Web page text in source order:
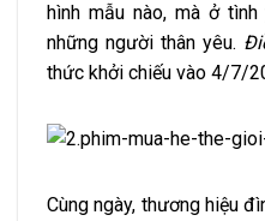
hình mẫu nào, mà ở
những người thân yêu.
thức khởi chiếu vào 4/7/
Cùng ngày, thương hiệu